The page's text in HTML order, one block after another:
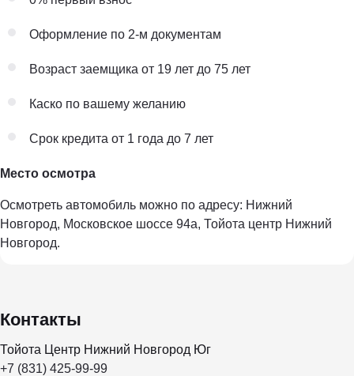
Оформление по 2-м документам
Возраст заемщика от 19 лет до 75 лет
Каско по вашему желанию
Срок кредита от 1 года до 7 лет
Место осмотра
Осмотреть автомобиль можно по адресу: Нижний
Новгород, Московское шоссе 94а, Тойота центр Нижний
Новгород.
Контакты
Тойота Центр Нижний Новгород Юг
+7 (831) 425-99-99